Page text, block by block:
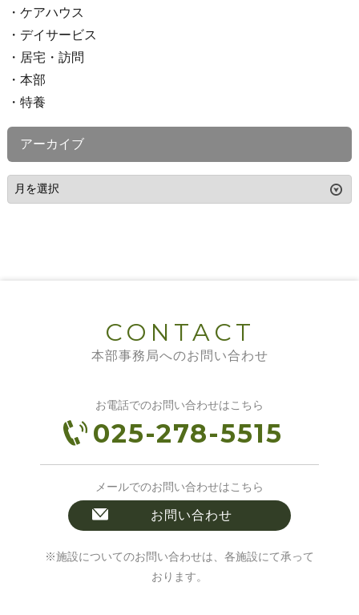
ケアハウス
デイサービス
居宅・訪問
本部
特養
アーカイブ
CONTACT
本部事務局へのお問い合わせ
お電話でのお問い合わせはこちら
025-278-5515
メールでのお問い合わせはこちら
お問い合わせ
※施設についてのお問い合わせは、各施設にて承って
おります。